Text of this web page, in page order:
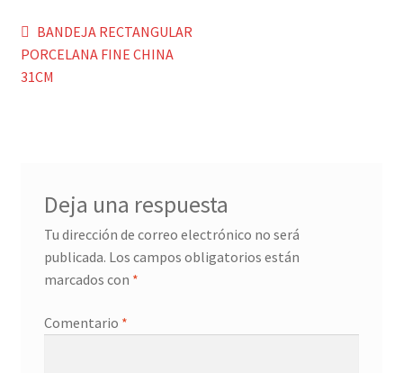
Menaje y servicio de mesa
Regalo original
Iluminación, lamparas y apliques
Muebles
Detalles ceremonia, regalo publicitario, promocional
Navegación
de
Anterior:
BANDEJA RECTANGULAR
PORCELANA FINE CHINA
31CM
Deja una respuesta
Tu dirección de correo electrónico no será
publicada. Los campos obligatorios están
marcados con *
Comentario *